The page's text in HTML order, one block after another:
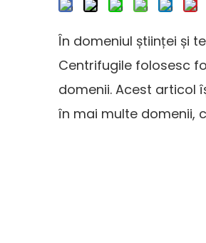
În domeniul științei și
Centrifugile folosesc
domenii. Acest articol
în mai multe domenii,